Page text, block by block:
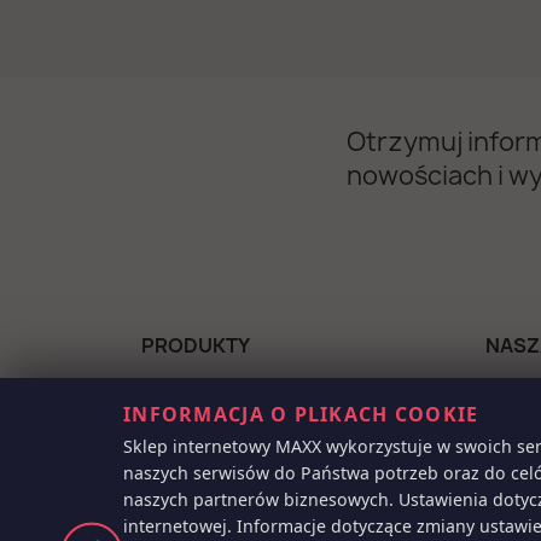
Otrzymuj
nowościach i
PRODUKTY
Promocje
Nowe produkty
Sklepy
INFORMACJA O PLIKACH COOKIE
Sklep internetowy MAXX wykorzystuje w swoich
naszych serwisów do Państwa potrzeb oraz do
naszych partnerów biznesowych. Ustawienia
internetowej. Informacje dotyczące zmiany